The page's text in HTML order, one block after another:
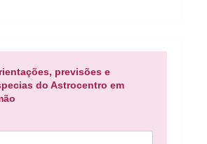
previsões e
do Astrocentro em